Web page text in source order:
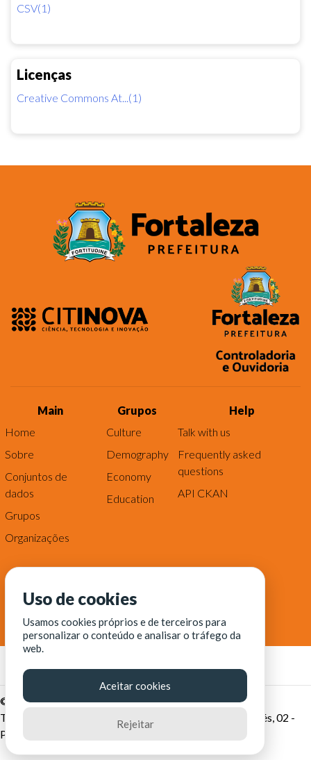
CSV(1)
Licenças
Creative Commons At...(1)
Main
Home
Sobre
Conjuntos de
dados
Grupos
Organizações
Grupos
Culture
Demography
Economy
Education
Help
Talk with us
Frequently asked
questions
API CKAN
© Fortaleza Digital || CITINOVA - Fundação de Ciência,
Tecnologia e Inovação de Fortaleza - Rua dos Tremembés, 02 -
Praia de Iracema - Fortaleza-CE
Uso de cookies
Usamos cookies próprios e de terceiros para
personalizar o conteúdo e analisar o tráfego da
web.
Aceitar cookies
Rejeitar